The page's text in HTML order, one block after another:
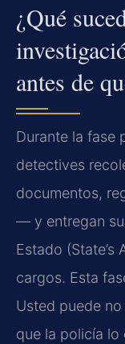
¿Qué
antes de
Durante la fase
detectives
documentos,
— y entregan
Estado
cargos. Esta
Usted puede
que la policía lo